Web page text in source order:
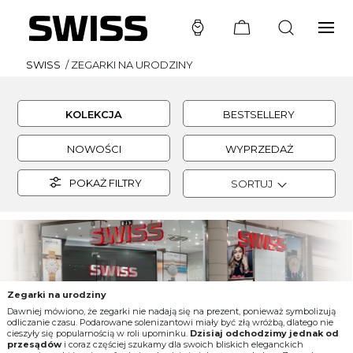
SWISS /ZEGARKI NA URODZINY
KOLEKCJA BESTSELLERY
NOWOŚCI WYPRZEDAŻ
POKAŻ FILTRY SORTUJ
Zegarki na urodziny
Dawniej mówiono, że zegarki nie nadają się na prezent, ponieważ symbolizują
odliczanie czasu. Podarowane solenizantowi miały być złą wróżbą, dlatego nie
cieszyły się popularnością w roli upominku. Dzisiaj odchodzimy jednak od
przesądówi coraz częściej szukamy dla swoich bliskich eleganckich